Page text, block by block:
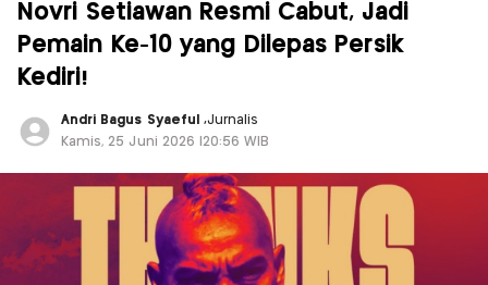
Novri Setiawan Resmi Cabut, Jadi
Pemain Ke-10 yang Dilepas Persik
Kediri!
Andri Bagus Syaeful ,Jurnalis
Kamis, 25 Juni 2026 |20:56 WIB